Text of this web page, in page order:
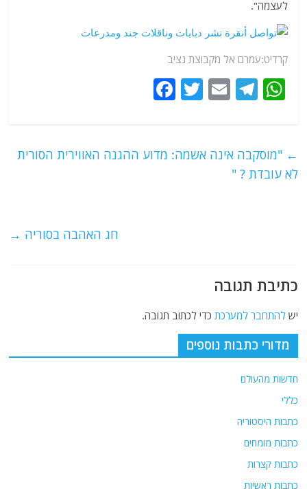
לעצמה".
קרדיט:עמרם אל מקבוצת נציב
W
s
A
T
g
ra
E
l
T
er
e ← "מוסקבה אינה אשמה: מדוע ההגנה האווירית הסורית
לא עובדת ? "
חג האהבה בסוריה →
כתיבת תגובה
ישלהתחבר למערכת כדי לכתוב תגובה.
מדורי כתבות נוספים
חדשות מהעולם
כללי
כתבות היסטוריה
כתבות מומחים
כתבות קצרות
כתבות ראשיות